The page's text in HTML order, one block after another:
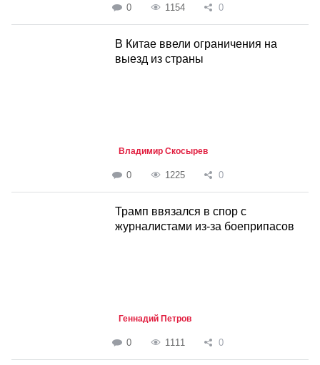
0 1154 0
В Китае ввели ограничения на
выезд из страны
Владимир Скосырев
0 1225 0
Трамп ввязался в спор с
журналистами из-за боеприпасов
Геннадий Петров
0 1111 0